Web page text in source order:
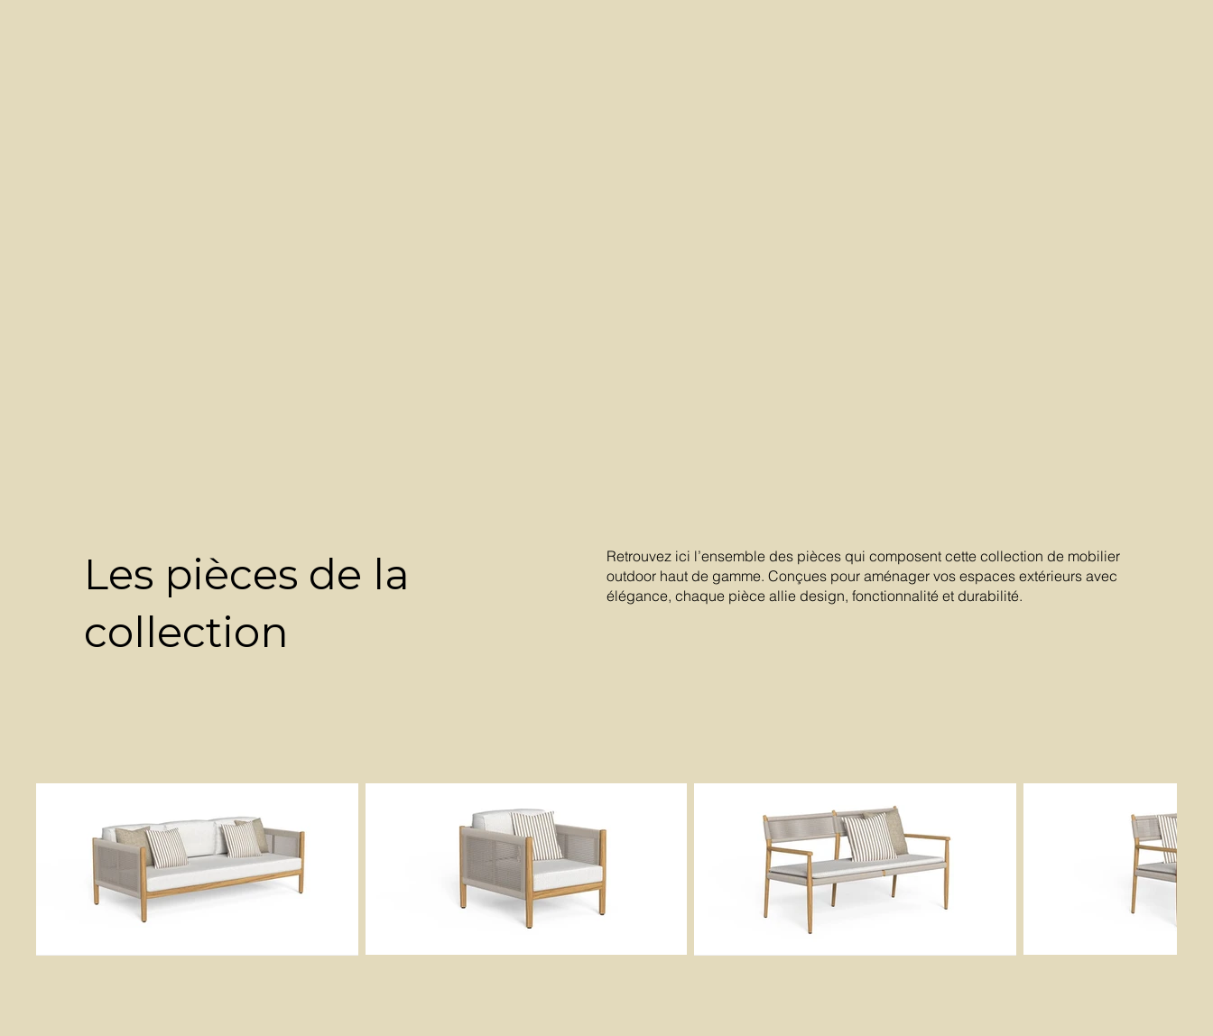
Les pièces de la
collection
Retrouvez ici l’ensemble des pièces qui composent cette collection de mobilier
outdoor haut de gamme. Conçues pour aménager vos espaces extérieurs avec
élégance, chaque pièce allie design, fonctionnalité et durabilité.